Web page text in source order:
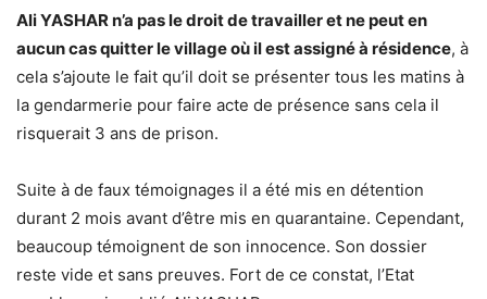
Ali YASHAR n’a pas le droit de travailler et ne peut en
aucun cas quitter le village où il est assigné à résidence, à
cela s’ajoute le fait qu’il doit se présenter tous les matins à
la gendarmerie pour faire acte de présence sans cela il
risquerait 3 ans de prison.
Suite à de faux témoignages il a été mis en détention
durant 2 mois avant d’être mis en quarantaine. Cependant,
beaucoup témoignent de son innocence. Son dossier
reste vide et sans preuves. Fort de ce constat, l’Etat